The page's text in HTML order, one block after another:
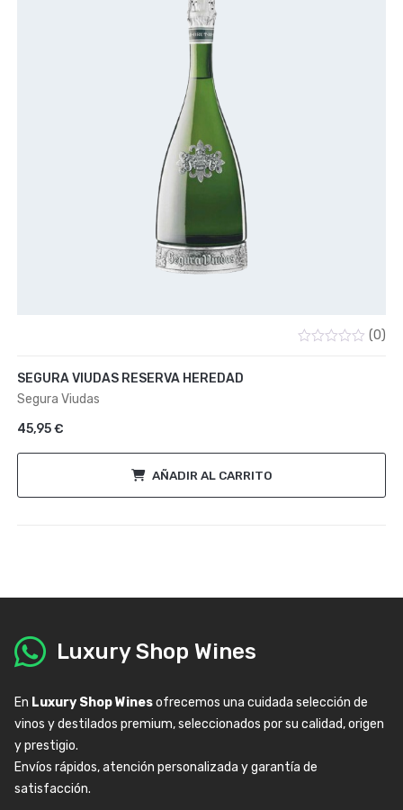
(0)
SEGURA VIUDAS RESERVA HEREDAD
Segura Viudas
45,95€
AÑADIR AL CARRITO
Luxury Shop Wines
En Luxury Shop Winesofrecemos una cuidada selección de
vinos y destilados premium, seleccionados por su calidad, origen
y prestigio.
Envíos rápidos, atención personalizada y garantía de
satisfacción.